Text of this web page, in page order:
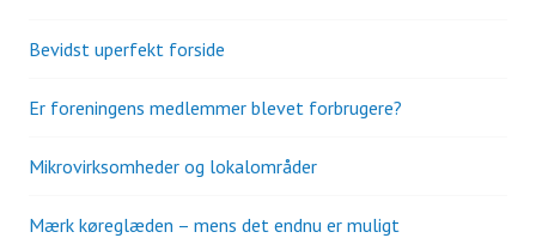
Bevidst uperfekt forside
Er foreningens medlemmer blevet forbrugere?
Mikrovirksomheder og lokalområder
Mærk køreglæden – mens det endnu er muligt